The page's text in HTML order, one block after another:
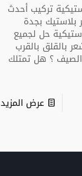
تركيب أحدث
بجدة
حل لجميع
بالقلق بالقرب
؟ هل تمتلك
عرض المزيد